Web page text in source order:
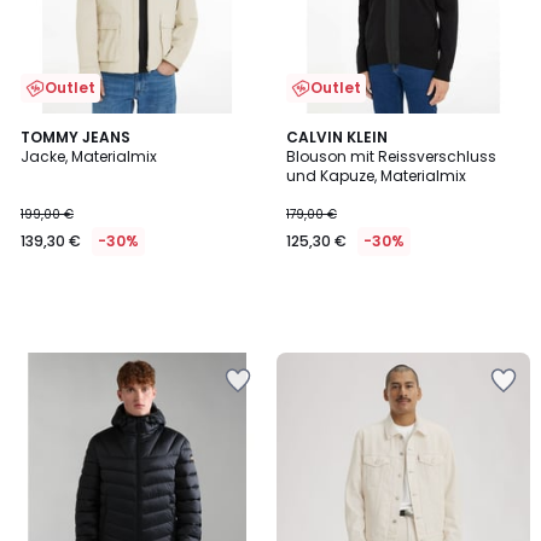
Outlet
TOMMY JEANS
Jacke, Materialmix
199,00 €
139,30 € -30%
Outlet
CALVIN KLEIN
Blouson mit Reissverschluss
und Kapuze, Materialmix
179,00 €
125,30 € -30%